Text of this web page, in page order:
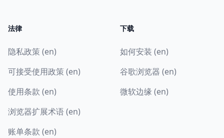
法律
隐私政策 (en)
可接受使用政策 (en)
使用条款 (en)
浏览器扩展术语 (en)
账单条款 (en)
下载
如何安装 (en)
谷歌浏览器 (en)
微软边缘 (en)